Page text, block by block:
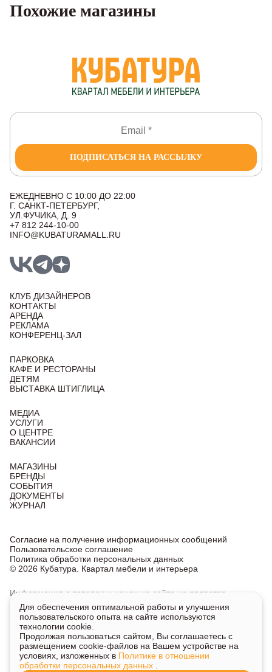
Похожие магазины
ПОДПИСАТЬСЯ НА РАССЫЛКУ
ЕЖЕДНЕВНО С 10:00 ДО 22:00
Г. САНКТ-ПЕТЕРБУРГ,
УЛ.ФУЧИКА, Д. 9
+7 812 244-10-00
INFO@KUBATURAMALL.RU
КЛУБ ДИЗАЙНЕРОВ
КОНТАКТЫ
АРЕНДА
РЕКЛАМА
КОНФЕРЕНЦ-ЗАЛ
ПАРКОВКА
КАФЕ И РЕСТОРАНЫ
ДЕТЯМ
ВЫСТАВКА ШТИГЛИЦА
МЕДИА
УСЛУГИ
О ЦЕНТРЕ
ВАКАНСИИ
МАГАЗИНЫ
БРЕНДЫ
СОБЫТИЯ
ДОКУМЕНТЫ
ЖУРНАЛ
© 2026 Кубатура. Квартал мебели и интерьера
Согласие на получение информационных сообщений
Пользовательское соглашение
Политика обработки персональных данных
Информация о товарах и ценах на сайте не является
публичной офертой, носит исключительно информационный
характер.
Для получения подробной информации о наличии
и стоимости указанных товаров и услуг напишите или
позвоните нам.
Для обеспечения оптимальной работы и улучшения
пользовательского опыта на сайте используются
технологии cookie.
Продолжая пользоваться сайтом, Вы соглашаетесь с
размещением cookie-файлов на Вашем устройстве на
условиях, изложенных в Политике в отношении
обработки персональных данных